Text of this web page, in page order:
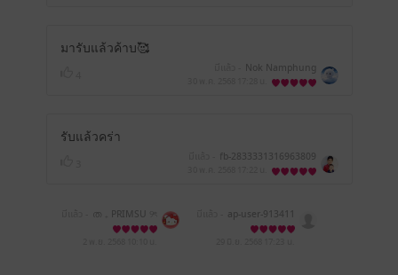
มารับแล้วค้าบ🥰
Nok Namphung
รับแล้วคร่า
fb-2833331316963809
ത ₊ PRIMSU ୨ৎ
ap-user-913411
63521793